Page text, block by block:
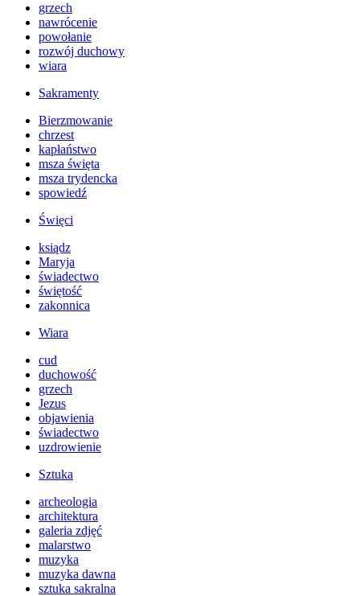
grzech
nawrócenie
powołanie
rozwój duchowy
wiara
Sakramenty
Bierzmowanie
chrzest
kapłaństwo
msza święta
msza trydencka
spowiedź
Święci
ksiądz
Maryja
świadectwo
świętość
zakonnica
Wiara
cud
duchowość
grzech
Jezus
objawienia
świadectwo
uzdrowienie
Sztuka
archeologia
architektura
galeria zdjęć
malarstwo
muzyka
muzyka dawna
sztuka sakralna